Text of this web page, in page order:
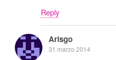
Reply
Arisgo
31 marzo 2014